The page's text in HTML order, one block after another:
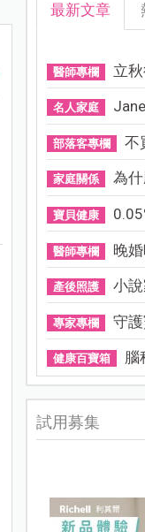
最新文章
醫師專欄 立
名人家庭
部落客專欄 不
家庭關係 為什
寶貝健康
醫師專欄 晚
產後照護 小
專家專欄 守
健康百寶箱 腦
試用募集